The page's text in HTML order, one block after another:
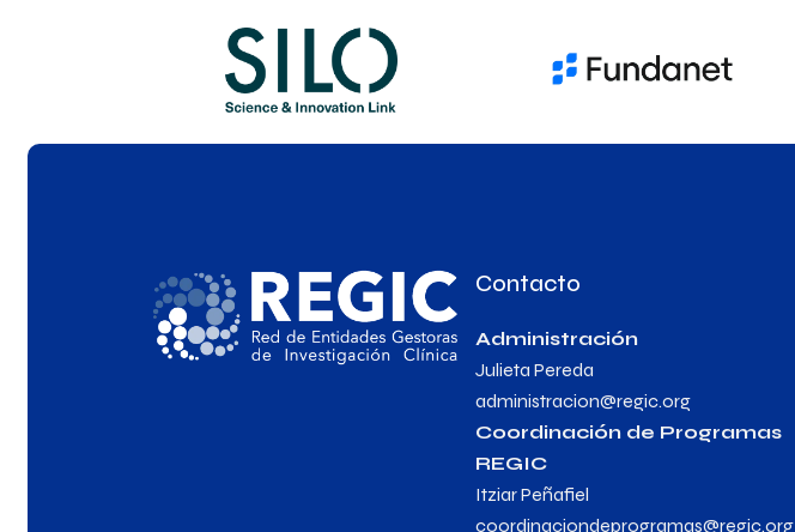
Contacto
Administración
Julieta Pereda
administracion@regic.org
Coordinación de Programas
REGIC
Itziar Peñafiel
coordinaciondeprogramas@regic.org